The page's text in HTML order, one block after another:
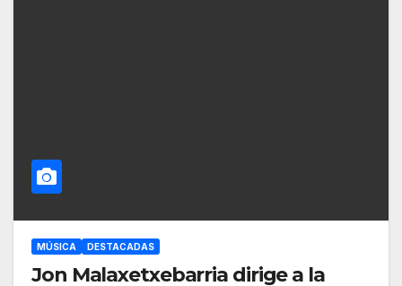
MÚSICA DESTACADAS
Jon Malaxetxebarria dirige a la